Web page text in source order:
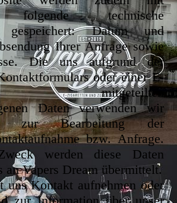
folgende technische
gespeichert: Datum und
Ihrer Anfrage sowie
Die uns aufgrund der
oder einer E-
mitgeteilten
Daten verwenden wir
zur Bearbeitung der
bzw. Anfrage.
werden diese Daten
an Vapers Dream übermittelt.
uns Kontakt aufnehmen oder